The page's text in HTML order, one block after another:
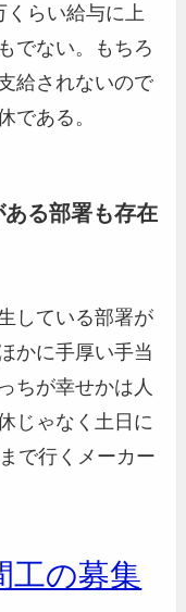
くらい給与に上
でない。もちろ
給されないので
である。
る部署も存在
している部署が
かに手厚い手当
ちが幸せかは人
じゃなく土日に
で行くメーカー
工の募集